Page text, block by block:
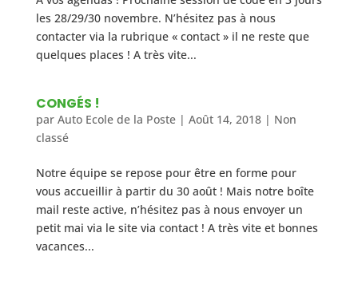
les 28/29/30 novembre. N’hésitez pas à nous
contacter via la rubrique « contact » il ne reste que
quelques places ! A très vite...
CONGÉS !
par Auto Ecole de la Poste| Août 14, 2018| Non
classé
Notre équipe se repose pour être en forme pour
vous accueillir à partir du 30 août ! Mais notre boîte
mail reste active, n’hésitez pas à nous envoyer un
petit mai via le site via contact ! A très vite et bonnes
vacances...